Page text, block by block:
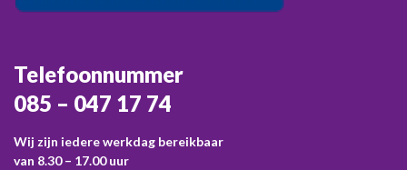
Telefoonnummer
085 – 047 17 74
Wij zijn iedere werkdag bereikbaar
van 8.30 – 17.00 uur